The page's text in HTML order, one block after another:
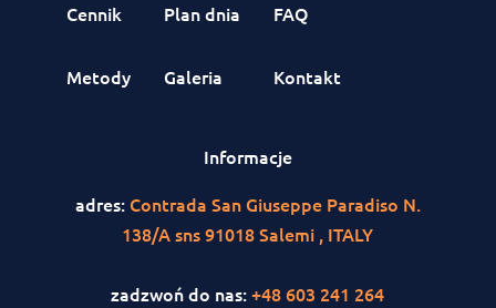
Cennik Plan dnia FAQ
Metody Galeria Kontakt
Informacje
adres: Contrada San Giuseppe Paradiso N.
138/A sns 91018 Salemi , ITALY
zadzwoń do nas:+48 603 241 264